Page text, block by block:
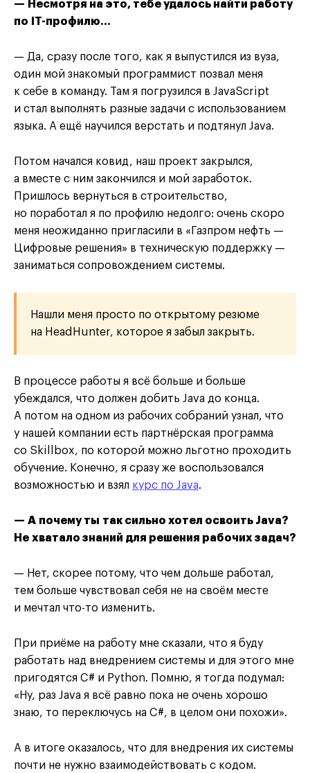
— Несмотря на это, тебе удалось найти работу
по IT-профилю…
— Да, сразу после того, как я выпустился из вуза,
один мой знакомый программист позвал меня
к себе в команду. Там я погрузился в JavaScript
и стал выполнять разные задачи с использованием
языка. А ещё научился верстать и подтянул Java.
Потом начался ковид, наш проект закрылся,
а вместе с ним закончился и мой заработок.
Пришлось вернуться в строительство,
но поработал я по профилю недолго: очень скоро
меня неожиданно пригласили в «Газпром нефть —
Цифровые решения» в техническую поддержку —
заниматься сопровождением системы.
Нашли меня просто по открытому резюме
на HeadHunter, которое я забыл закрыть.
В процессе работы я всё больше и больше
убеждался, что должен добить Java до конца.
А потом на одном из рабочих собраний узнал, что
у нашей компании есть партнёрская программа
со Skillbox, по которой можно льготно проходить
обучение. Конечно, я сразу же воспользовался
возможностью и взял курс по Java.
— А почему ты так сильно хотел освоить Java?
Не хватало знаний для решения рабочих задач?
— Нет, скорее потому, что чем дольше работал,
тем больше чувствовал себя не на своём месте
и мечтал что-то изменить.
При приёме на работу мне сказали, что я буду
работать над внедрением системы и для этого мне
пригодятся C# и Python. Помню, я тогда подумал:
«Ну, раз Java я всё равно пока не очень хорошо
знаю, то переключусь на C#, в целом они похожи».
А в итоге оказалось, что для внедрения их системы
почти не нужно взаимодействовать с кодом.